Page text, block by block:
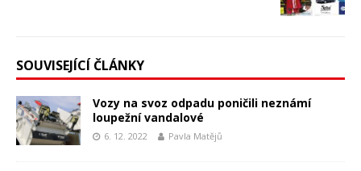
SOUVISEJÍCÍ ČLÁNKY
Vozy na svoz odpadu poničili neznámí
loupežní vandalové
6. 12. 2022 Pavla Matějů